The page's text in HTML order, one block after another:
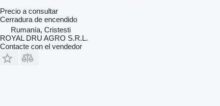
Precio a consultar
Cerradura de encendido
Rumanía, Cristesti
ROYAL DRU AGRO S.R.L.
Contacte con el vendedor